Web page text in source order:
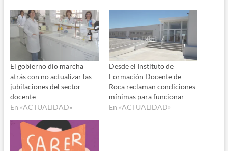
El gobierno dio marcha
atrás con no actualizar las
jubilaciones del sector
docente
En «ACTUALIDAD»
Desde el Instituto de
Formación Docente de
Roca reclaman condiciones
mínimas para funcionar
En «ACTUALIDAD»